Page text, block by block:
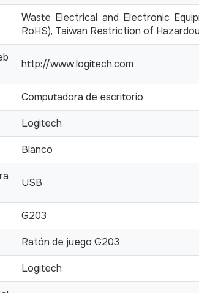
Waste Electrical and Electronic
RoHS), Taiwan Restriction of
http://www.logitech.com
Computadora de escritorio
Logitech
Blanco
USB
G203
Ratón de juego G203
Logitech